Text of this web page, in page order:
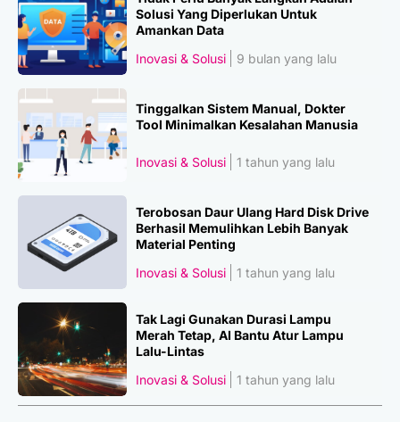
Solusi Yang Diperlukan Untuk
Amankan Data
Inovasi & Solusi
9 bulan yang lalu
Tinggalkan Sistem Manual, Dokter
Tool Minimalkan Kesalahan Manusia
Inovasi & Solusi 1 tahun yang lalu
Terobosan Daur Ulang Hard Disk Drive
Berhasil Memulihkan Lebih Banyak
Material Penting
Inovasi & Solusi
1 tahun yang lalu
Tak Lagi Gunakan Durasi Lampu
Merah Tetap, AI Bantu Atur Lampu
Lalu-Lintas
Inovasi & Solusi
1 tahun yang lalu